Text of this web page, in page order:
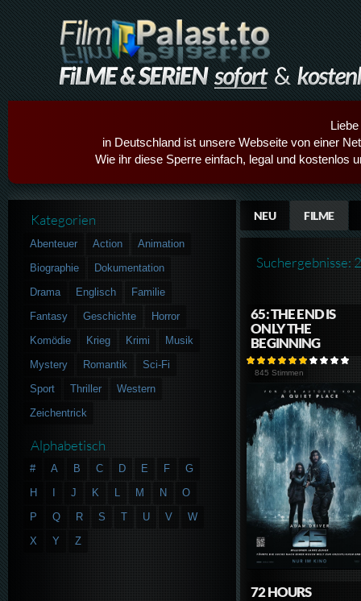
in Deutschland ist unsere Webseite von einer
Wie ihr diese Sperre einfach, legal und kostenlos
NEU FILME
Suchergebnisse:
65: THE END IS
ONLY THE
BEGINNING
845 Stimmen
72 HOURS
Kategorien
Abenteuer Action
Animation
Biographie
Dokumentation
Drama
Englisch
Familie
Fantasy
Geschichte
Horror
Komödie
Krieg Krimi
Musik
Mystery
Romantik
Sci-Fi
Sport
Thriller
Western
Zeichentrick
Alphabetisch
# A B C D E F
G
H
J K L M N
O
P
Q R S T U V
W
X
Y Z